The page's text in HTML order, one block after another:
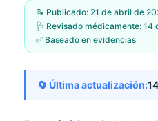
📝 Publicado: 21 de abril de
🩺 Revisado médicamente: 14
✅ Baseado en evidencias
🔄 Última actualización: